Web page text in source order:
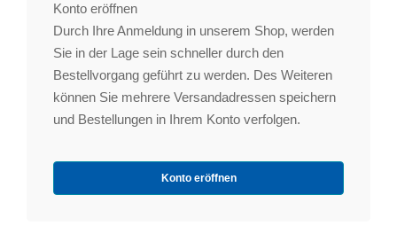
Konto eröffnen
Durch Ihre Anmeldung in unserem Shop, werden
Sie in der Lage sein schneller durch den
Bestellvorgang geführt zu werden. Des Weiteren
können Sie mehrere Versandadressen speichern
und Bestellungen in Ihrem Konto verfolgen.
Konto eröffnen